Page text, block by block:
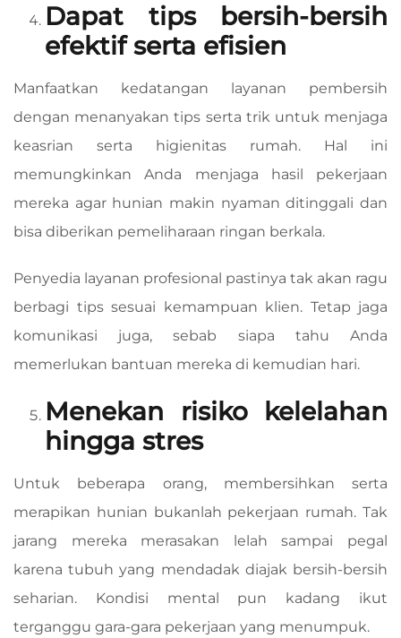
Dapat tips bersih-bersih
efektif serta efisien
Manfaatkan kedatangan layanan pembersih
dengan menanyakan tips serta trik untuk menjaga
keasrian serta higienitas rumah. Hal ini
memungkinkan Anda menjaga hasil pekerjaan
mereka agar hunian makin nyaman ditinggali dan
bisa diberikan pemeliharaan ringan berkala.
Penyedia layanan profesional pastinya tak akan ragu
berbagi tips sesuai kemampuan klien. Tetap jaga
komunikasi juga, sebab siapa tahu Anda
memerlukan bantuan mereka di kemudian hari.
Menekan risiko kelelahan
hingga stres
Untuk beberapa orang, membersihkan serta
merapikan hunian bukanlah pekerjaan rumah. Tak
jarang mereka merasakan lelah sampai pegal
karena tubuh yang mendadak diajak bersih-bersih
seharian. Kondisi mental pun kadang ikut
terganggu gara-gara pekerjaan yang menumpuk.